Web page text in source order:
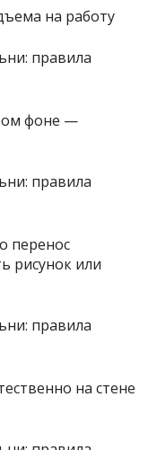
на работу
фоне —
перенос
рисунок или
на стене